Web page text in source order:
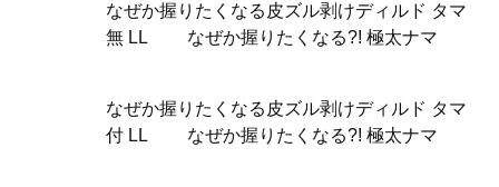
なぜか握りたくなる皮ズル剥けディルド タマ
無 LL なぜか握りたくなる?! 極太ナマ
なぜか握りたくなる皮ズル剥けディルド タマ
付 LL なぜか握りたくなる?! 極太ナマ